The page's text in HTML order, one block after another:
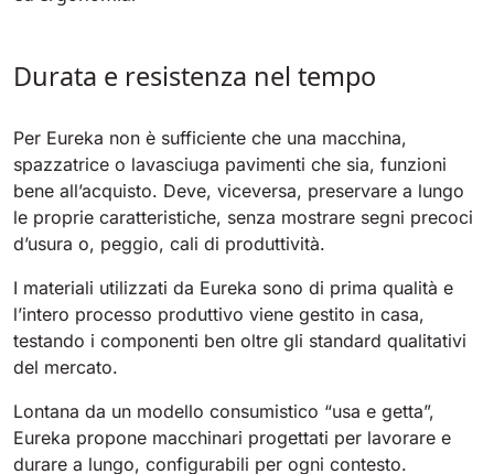
530 mm 2280 m²/h
E71
E81
Tigra
1200 mm 10200 m²/h
Rider Lift
1200 mm 7865 m²/h
Xtrema
Magnum
1570 mm 18840 m²/h
Durata e resistenza nel tempo
Per Eureka non è sufficiente che una macchina,
spazzatrice o lavasciuga pavimenti che sia, funzioni
bene all’acquisto. Deve, viceversa, preservare a lungo
le proprie caratteristiche, senza mostrare segni precoci
d’usura o, peggio, cali di produttività.
I materiali utilizzati da Eureka sono di prima qualità e
l’intero processo produttivo viene gestito in casa,
testando i componenti ben oltre gli standard qualitativi
del mercato.
Lontana da un modello consumistico “usa e getta”,
Eureka propone macchinari progettati per lavorare e
durare a lungo, configurabili per ogni contesto.